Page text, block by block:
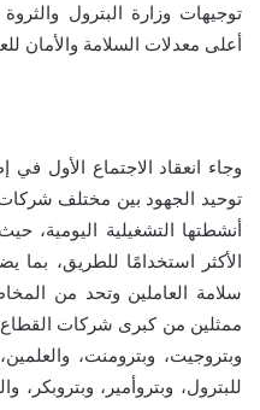
توجيهات وزارة البترول
أعلى معدلات السلامة والأمان
وجاء انعقاد الاجتماع الأول
توحيد الجهود بين مختلف
أنشطتها التشغيلية اليومية،
الأكثر استخدامًا للطريق، بما
سلامة العاملين وتحد من
ممثلين من كبرى شركات القطاع،
وبتروجيت، وبترومنت،
للبترول، وبتروأمير، وبتروبكر،